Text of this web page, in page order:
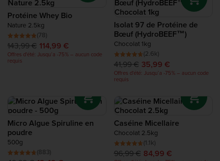
Protéine Whey Bio
Nature 2.5kg
(78)
143,99 € 114,99 €
Offres d'été: Jusqu’a -75% – aucun code
requis
Isolat 97 de Protéine de
Bœuf (HydroBEEF™)
Chocolat 1kg
(2.6k)
41,99 € 35,99 €
Offres d'été: Jusqu’a -75% – aucun code
requis
Micro Algue Spiruline en
poudre
500g
(883)
Caséine Micellaire
Chocolat 2.5kg
(1.1k)
96,99 € 84,99 €